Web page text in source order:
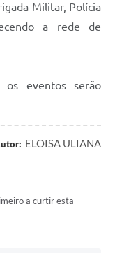
Militar, Polícia
a rede de
eventos serão
ELOISA ULIANA
a curtir esta